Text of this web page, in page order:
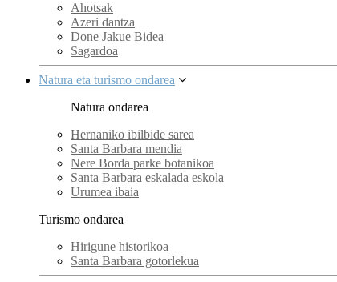
Ahotsak
Azeri dantza
Done Jakue Bidea
Sagardoa
Natura eta turismo ondarea
Natura ondarea
Hernaniko ibilbide sarea
Santa Barbara mendia
Nere Borda parke botanikoa
Santa Barbara eskalada eskola
Urumea ibaia
Turismo ondarea
Hirigune historikoa
Santa Barbara gotorlekua